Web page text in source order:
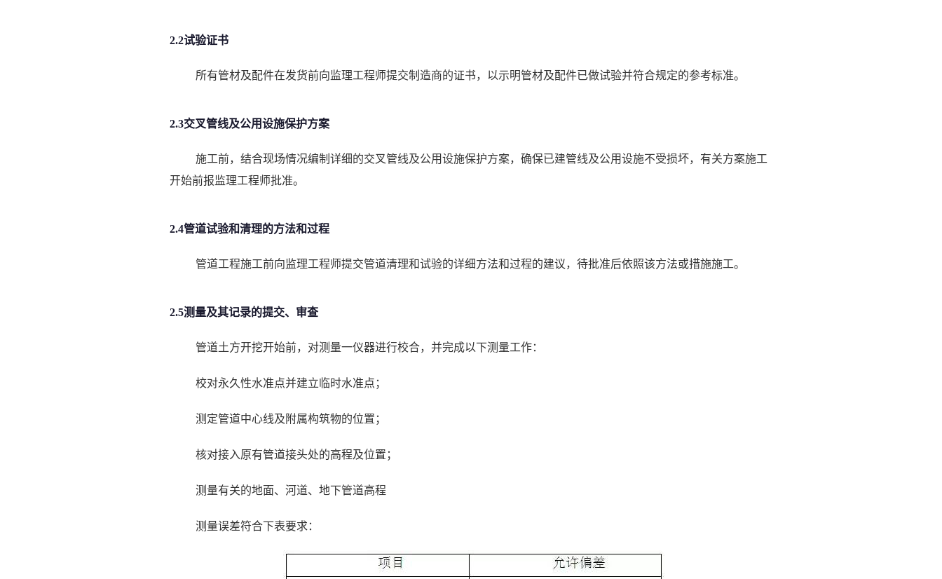
2.2试验证书
所有管材及配件在发货前向监理工程师提交制造商的证书，以示明管材及配件已做试验并符合规定的参考标准。
2.3交叉管线及公用设施保护方案
施工前，结合现场情况编制详细的交叉管线及公用设施保护方案，确保已建管线及公用设施不受损坏，有关方案施工
开始前报监理工程师批准。
2.4管道试验和清理的方法和过程
管道工程施工前向监理工程师提交管道清理和试验的详细方法和过程的建议，待批准后依照该方法或措施施工。
2.5测量及其记录的提交、审查
管道土方开挖开始前，对测量一仪器进行校合，并完成以下测量工作：
校对永久性水准点并建立临时水准点；
测定管道中心线及附属构筑物的位置；
核对接入原有管道接头处的高程及位置；
测量有关的地面、河道、地下管道高程
测量误差符合下表要求：